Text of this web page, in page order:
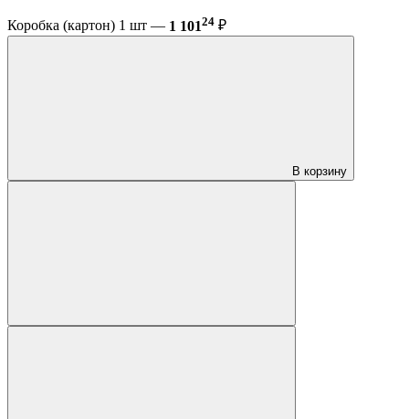
Коробка (картон) 1 шт — 1 10124 ₽
В корзину